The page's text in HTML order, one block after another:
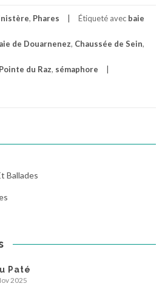
, Phares Étiqueté avec baie
de Douarnenez, Chaussée de Sein,
Pointe du Raz, sémaphore
Ballades
Paté
2025